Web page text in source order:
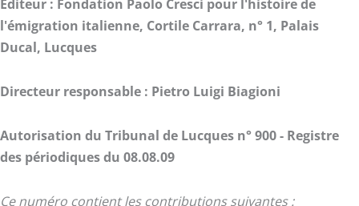
Éditeur : Fondation Paolo Cresci pour l'histoire de
l'émigration italienne, Cortile Carrara, n° 1, Palais
Ducal, Lucques
Directeur responsable : Pietro Luigi Biagioni
Autorisation du Tribunal de Lucques n° 900 - Registre
des périodiques du 08.08.09
Ce numéro contient les contributions suivantes :